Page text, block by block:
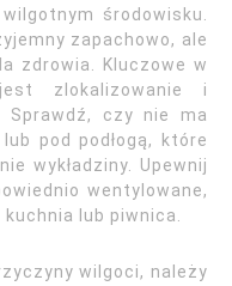
środowisku.
zapachowo, ale
zdrowia. Kluczowe w
zlokalizowanie i
Sprawdź, czy nie ma
pod podłogą, które
wykładziny. Upewnij
wentylowane,
lub piwnica.
wilgoci, należy